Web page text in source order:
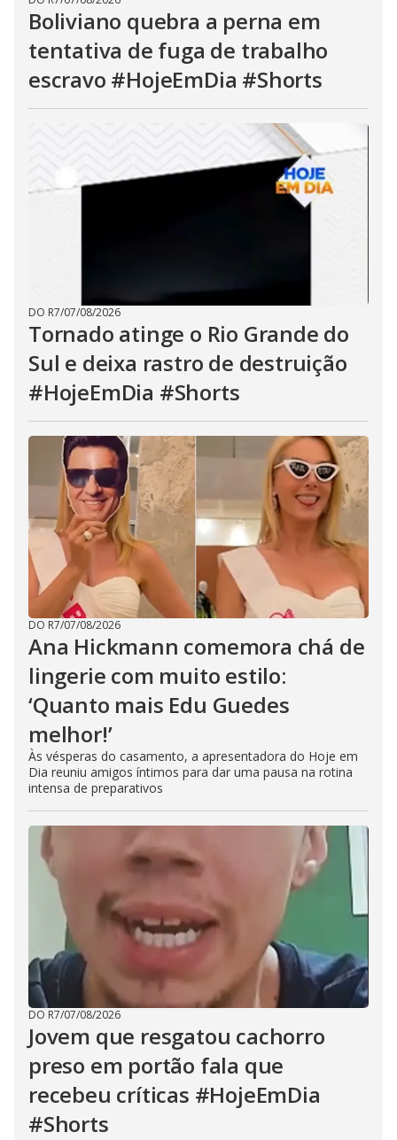
Boliviano quebra a perna em
tentativa de fuga de trabalho
escravo #HojeEmDia #Shorts
DO R7/07/08/2026
Tornado atinge o Rio Grande do
Sul e deixa rastro de destruição
#HojeEmDia #Shorts
DO R7/07/08/2026
Ana Hickmann comemora chá de
lingerie com muito estilo:
‘Quanto mais Edu Guedes
melhor!’
Às vésperas do casamento, a apresentadora do Hoje em
Dia reuniu amigos íntimos para dar uma pausa na rotina
intensa de preparativos
DO R7/07/08/2026
Jovem que resgatou cachorro
preso em portão fala que
recebeu críticas #HojeEmDia
#Shorts